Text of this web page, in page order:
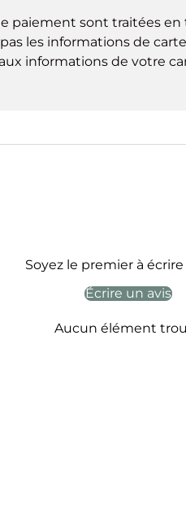
paiement sont traitées
les informations de
informations de votre
Soyez le premier à
Écrire un avis
Aucun élément